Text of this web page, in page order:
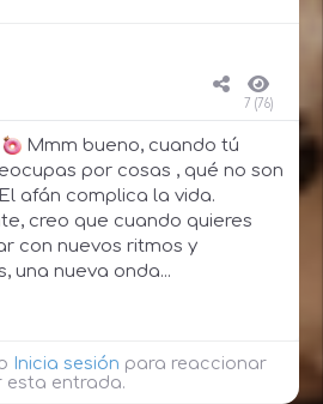
7 (76)
Mmm bueno, cuando tú
por cosas , qué no son
afán complica la vida.
creo que cuando quieres
con nuevos ritmos y
una nueva onda...
Inicia sesión para reaccionar
esta entrada.